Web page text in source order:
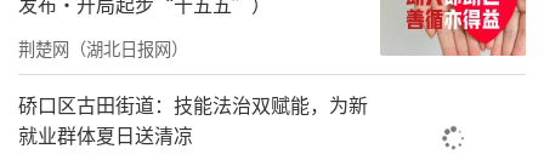
跖背动脉皮瓣”。研究设计的“半腓骨（皮）
瓣切取和移植”手术，可以获得与传统“腓骨
（皮）瓣”一样好的疗效，又避免了供区所受
到的严重的功能损伤。
荆楚网（湖北日报网）
硚口区古田街道：技能法治双赋能，为新
就业群体夏日送清凉